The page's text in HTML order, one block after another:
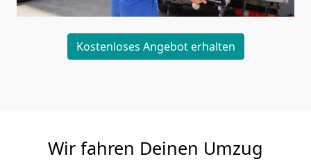
Kostenloses Angebot erhalten
Wir fahren Deinen Umzug